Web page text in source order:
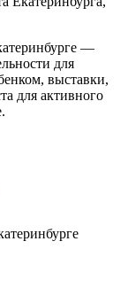
—
для
выставки,
для активного